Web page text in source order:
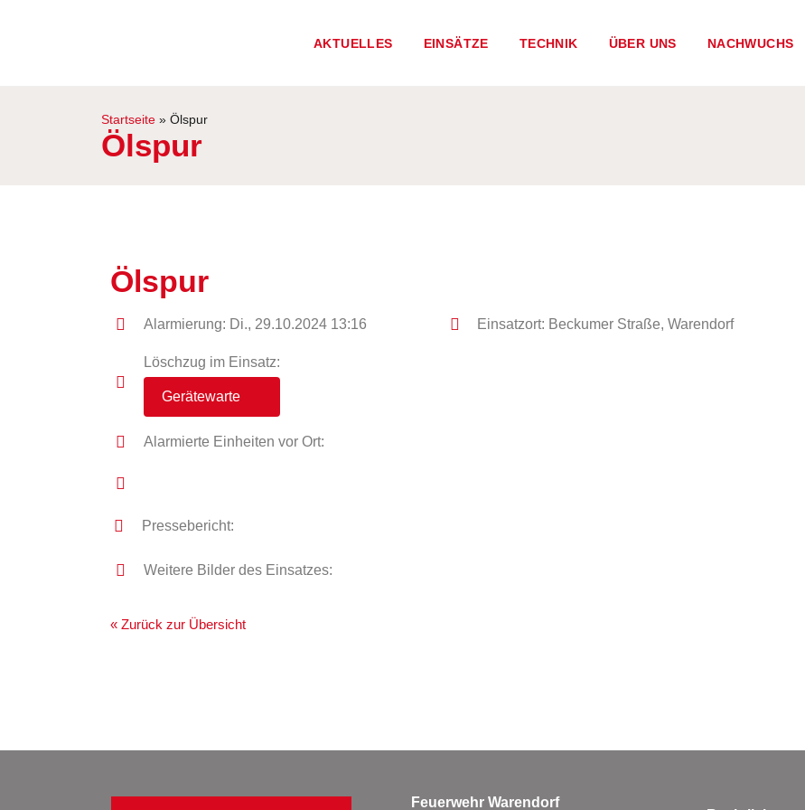
AKTUELLES EINSÄTZE TECHNIK ÜBER UNS NACHWUCHS
Startseite » Ölspur
Ölspur
Ölspur
Alarmierung: Di., 29.10.2024 13:16 Einsatzort: Beckumer Straße, Warendorf
Löschzug im Einsatz:
Gerätewarte
Alarmierte Einheiten vor Ort:
Pressebericht:
Weitere Bilder des Einsatzes:
« Zurück zur Übersicht
Feuerwehr Warendorf